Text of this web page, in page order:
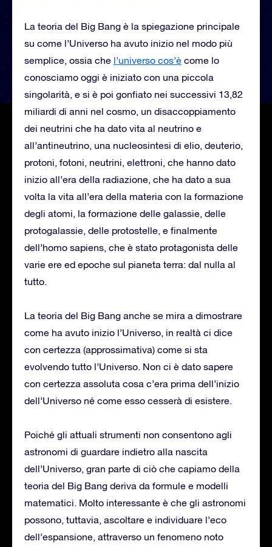
La teoria del Big Bang è la spiegazione principale
su come l’Universo ha avuto inizio nel modo più
semplice, ossia che l’universo cos’è come lo
conosciamo oggi è iniziato con una piccola
singolarità, e si è poi gonfiato nei successivi 13,82
miliardi di anni nel cosmo, un disaccoppiamento
dei neutrini che ha dato vita al neutrino e
all’antineutrino, una nucleosintesi di elio, deuterio,
protoni, fotoni, neutrini, elettroni, che hanno dato
inizio all’era della radiazione, che ha dato a sua
volta la vita all’era della materia con la formazione
degli atomi, la formazione delle galassie, delle
protogalassie, delle protostelle, e finalmente
dell’homo sapiens, che è stato protagonista delle
varie ere ed epoche sul pianeta terra: dal nulla al
tutto.
La teoria del Big Bang anche se mira a dimostrare
come ha avuto inizio l’Universo, in realtà ci dice
con certezza (approssimativa) come si sta
evolvendo tutto l’Universo. Non ci è dato sapere
con certezza assoluta cosa c’era prima dell’inizio
dell’Universo né come esso cesserà di esistere.
Poiché gli attuali strumenti non consentono agli
astronomi di guardare indietro alla nascita
dell’Universo, gran parte di ciò che capiamo della
teoria del Big Bang deriva da formule e modelli
matematici. Molto interessante è che gli astronomi
possono, tuttavia, ascoltare e individuare l’eco
dell’espansione, attraverso un fenomeno noto